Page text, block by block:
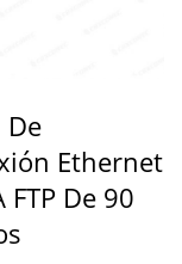
De
Ethernet
FTP De 90